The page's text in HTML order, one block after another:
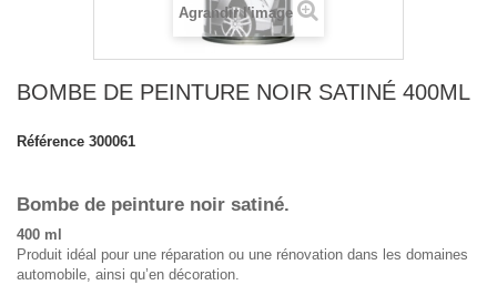
Agrandir l'image
BOMBE DE PEINTURE NOIR SATINÉ 400ML
Référence 300061
Bombe de peinture noir satiné.
400 ml
Produit idéal pour une réparation ou une rénovation dans les domaines
automobile, ainsi qu’en décoration.